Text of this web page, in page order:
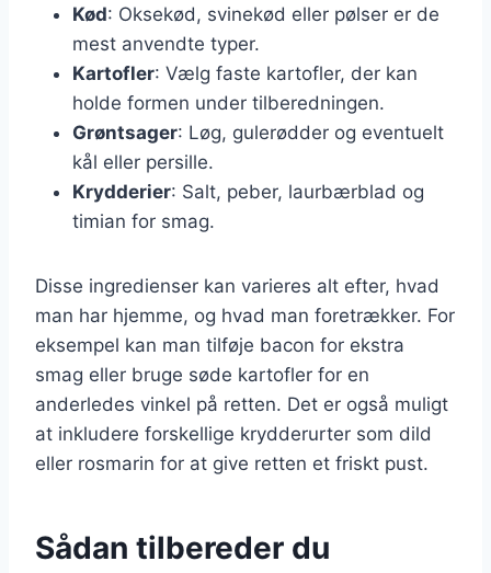
Kød: Oksekød, svinekød eller pølser er de
mest anvendte typer.
Kartofler: Vælg faste kartofler, der kan
holde formen under tilberedningen.
Grøntsager: Løg, gulerødder og eventuelt
kål eller persille.
Krydderier: Salt, peber, laurbærblad og
timian for smag.
Disse ingredienser kan varieres alt efter, hvad
man har hjemme, og hvad man foretrækker. For
eksempel kan man tilføje bacon for ekstra
smag eller bruge søde kartofler for en
anderledes vinkel på retten. Det er også muligt
at inkludere forskellige krydderurter som dild
eller rosmarin for at give retten et friskt pust.
Sådan tilbereder du